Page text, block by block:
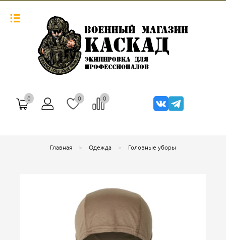
0 0 0
Главная Одежда Головные уборы